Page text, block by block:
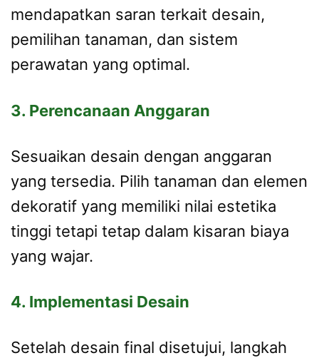
mendapatkan saran terkait desain,
pemilihan tanaman, dan sistem
perawatan yang optimal.
3. Perencanaan Anggaran
Sesuaikan desain dengan anggaran
yang tersedia. Pilih tanaman dan elemen
dekoratif yang memiliki nilai estetika
tinggi tetapi tetap dalam kisaran biaya
yang wajar.
4. Implementasi Desain
Setelah desain final disetujui, langkah